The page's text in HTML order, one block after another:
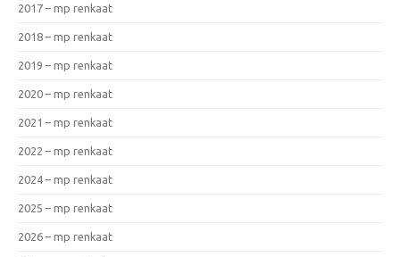
2017 – mp renkaat
2018 – mp renkaat
2019 – mp renkaat
2020 – mp renkaat
2021 – mp renkaat
2022 – mp renkaat
2024 – mp renkaat
2025 – mp renkaat
2026 – mp renkaat